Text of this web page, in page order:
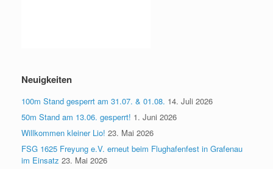
Neuigkeiten
100m Stand gesperrt am 31.07. & 01.08. 14. Juli 2026
50m Stand am 13.06. gesperrt! 1. Juni 2026
Willkommen kleiner Lio! 23. Mai 2026
FSG 1625 Freyung e.V. erneut beim Flughafenfest in Grafenau
im Einsatz 23. Mai 2026